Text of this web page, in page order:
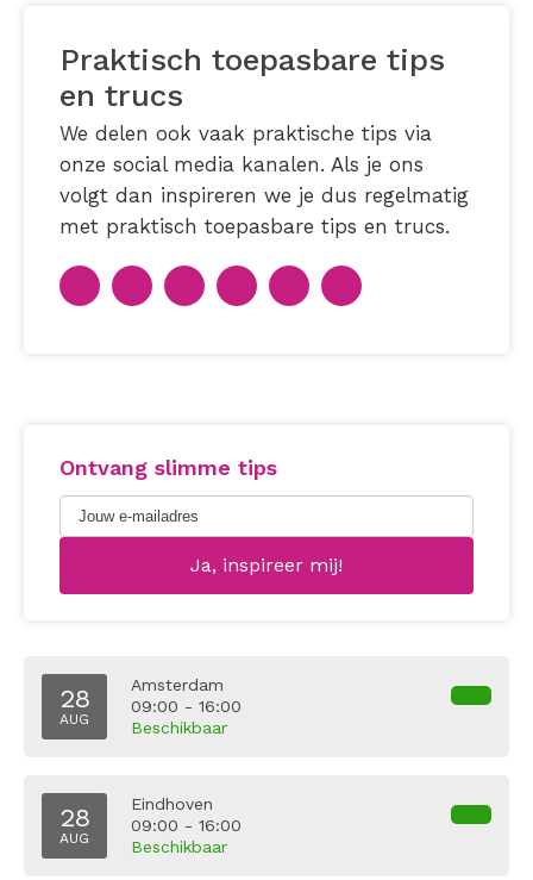
Praktisch toepasbare tips
en trucs
We delen ook vaak praktische tips via
onze social media kanalen. Als je ons
volgt dan inspireren we je dus regelmatig
met praktisch toepasbare tips en trucs.
Ontvang slimme tips
28
AUG
Amsterdam
09:00 - 16:00
Beschikbaar
28
AUG
Eindhoven
09:00 - 16:00
Beschikbaar